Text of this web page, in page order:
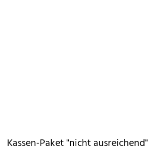
Kassen-Paket "nicht ausreichend"